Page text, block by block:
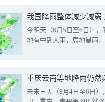
我国降雨整体减少减弱
今明天（8月5日至6日）
地有中到大雨，局地暴雨
重庆云南等地降雨仍然
未来三天（8月4日至6日